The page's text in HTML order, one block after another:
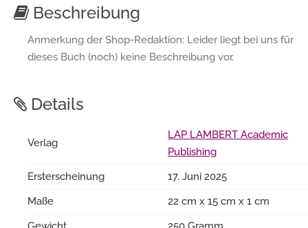
Beschreibung
Anmerkung der Shop-Redaktion: Leider liegt bei uns für
dieses Buch (noch) keine Beschreibung vor.
Details
Verlag
LAP LAMBERT Academic
Publishing
Ersterscheinung
17. Juni 2025
Maße
22 cm x 15 cm x 1 cm